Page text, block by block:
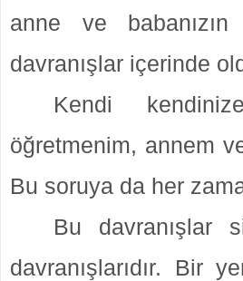
anne ve
davranışlar içerinde
Kendi
öğretmenim, annem
Bu soruya da her
Bu davranışlar
davranışlarıdır. Bir